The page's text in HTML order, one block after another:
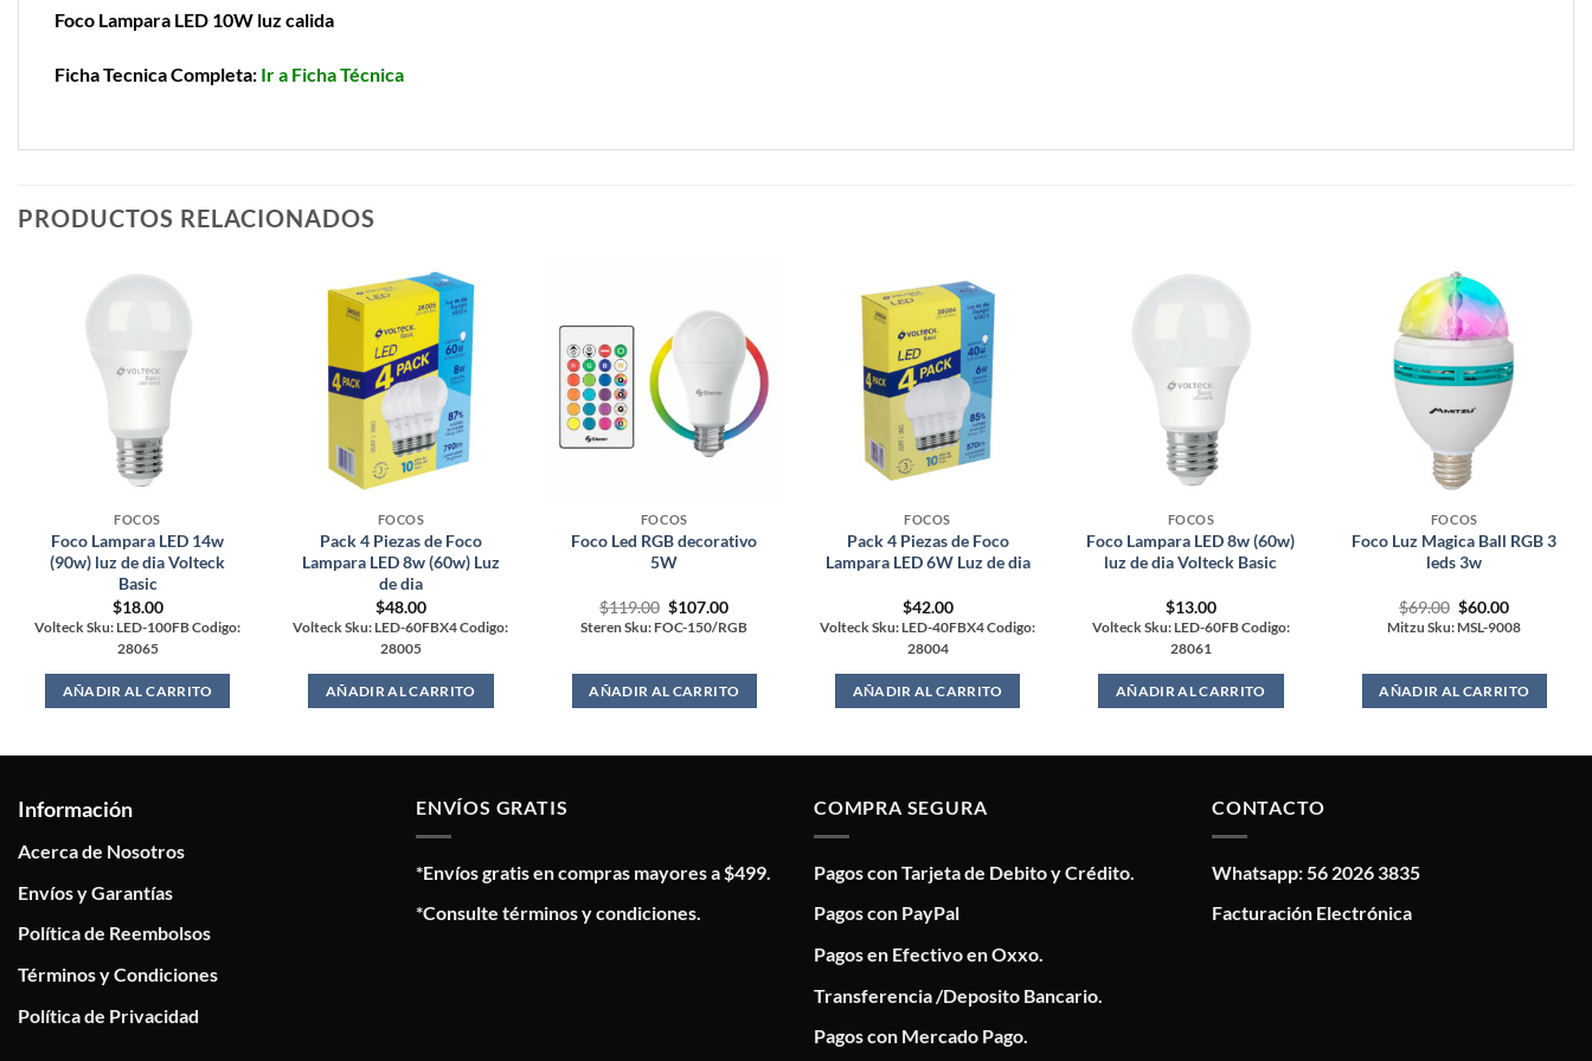
Foco Lampara LED 10W luz calida
Ficha Tecnica Completa: Ir a Ficha Técnica
PRODUCTOS RELACIONADOS
FOCOS
Foco Lampara LED 14w
(90w) luz de dia Volteck
Basic
$18.00
Volteck Sku: LED-100FB Codigo:
28065
AÑADIR AL CARRITO
FOCOS
Pack 4 Piezas de Foco
Lampara LED 8w (60w) Luz
de dia
$48.00
Volteck Sku: LED-60FBX4 Codigo:
28005
AÑADIR AL CARRITO
FOCOS
Foco Led RGB decorativo
5W
$119.00 Original
price
was:
$107.00Current
price
is:
Steren Sku: FOC-150/RGB
AÑADIR AL CARRITO
FOCOS
Pack 4 Piezas de Foco
Lampara LED 6W Luz de dia
$42.00
Volteck Sku: LED-40FBX4 Codigo:
28004
AÑADIR AL CARRITO
FOCOS
Foco Lampara LED 8w (60w)
luz de dia Volteck Basic
$13.00
Volteck Sku: LED-60FB Codigo:
28061
AÑADIR AL CARRITO
FOCOS
Foco Luz Magica Ball RGB 3
leds 3w
$69.00 Original
price
was:
$60.00Current
price
is:
Mitzu Sku: MSL-9008
AÑADIR AL CARRITO
Información
Acerca de Nosotros
Envíos y Garantías
Política de Reembolsos
Términos y Condiciones
Política de Privacidad
ENVÍOS GRATIS
*Envíos gratis en compras mayores a $499.
*Consulte términos y condiciones.
COMPRA SEGURA
Pagos con Tarjeta de Debito y Crédito.
Pagos con PayPal
Pagos en Efectivo en Oxxo.
Transferencia /Deposito Bancario.
Pagos con Mercado Pago.
CONTACTO
Whatsapp: 56 2026 3835
Facturación Electrónica